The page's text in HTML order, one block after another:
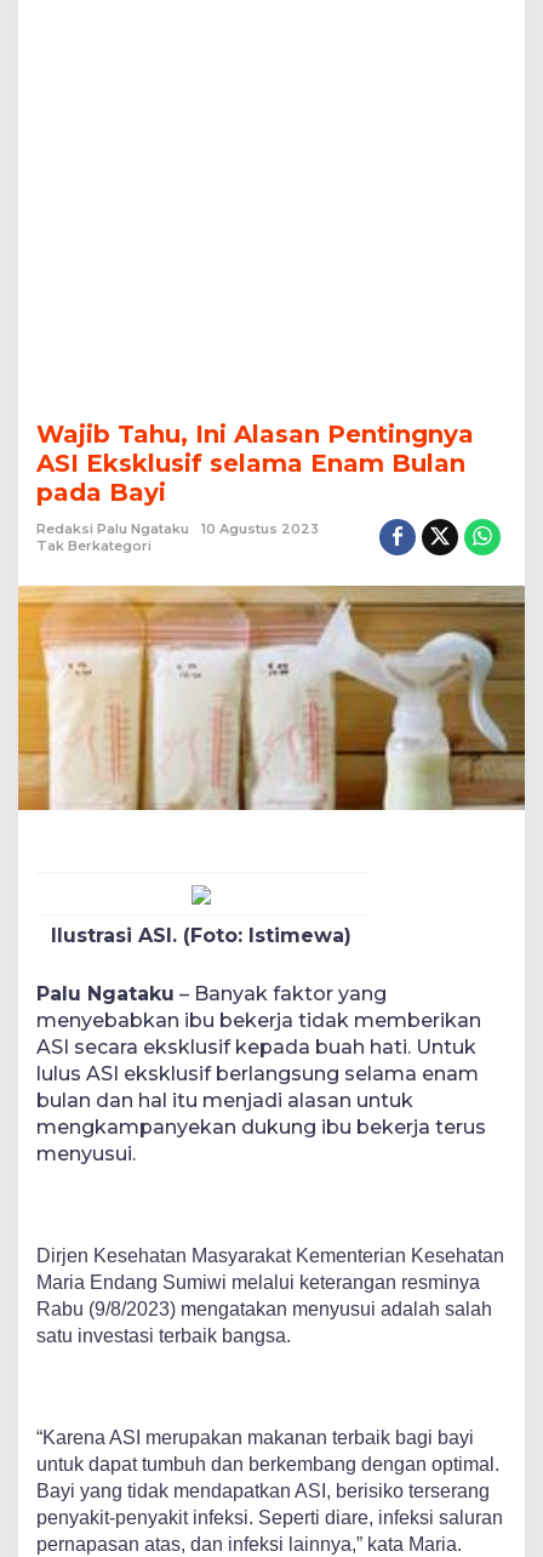
Wajib Tahu, Ini Alasan Pentingnya
ASI Eksklusif selama Enam Bulan
pada Bayi
Redaksi Palu Ngataku
10 Agustus 2023
Tak Berkategori
Ilustrasi ASI. (Foto: Istimewa)
Palu Ngataku – Banyak faktor yang
menyebabkan ibu bekerja tidak memberikan
ASI secara eksklusif kepada buah hati. Untuk
lulus ASI eksklusif berlangsung selama enam
bulan dan hal itu menjadi alasan untuk
mengkampanyekan dukung ibu bekerja terus
menyusui.
Dirjen Kesehatan Masyarakat Kementerian Kesehatan
Maria Endang Sumiwi melalui keterangan resminya
Rabu (9/8/2023) mengatakan menyusui adalah salah
satu investasi terbaik bangsa.
“Karena ASI merupakan makanan terbaik bagi bayi
untuk dapat tumbuh dan berkembang dengan optimal.
Bayi yang tidak mendapatkan ASI, berisiko terserang
penyakit-penyakit infeksi. Seperti diare, infeksi saluran
pernapasan atas, dan infeksi lainnya,” kata Maria.